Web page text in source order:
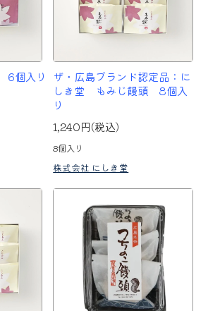
個入り
ザ・広島ブランド認定品：に
しき堂 もみじ饅頭 8個入
り
1,240円(税込)
8個入り
株式会社 にしき堂